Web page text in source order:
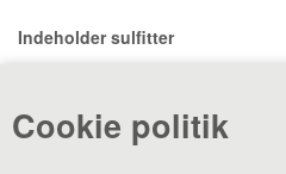
Cookie politik
Indeholder sulfitter
«-Tilbage Anbefal